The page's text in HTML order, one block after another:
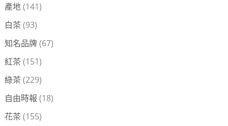
產地(141)
白茶 (93)
知名品牌(67)
紅茶 (151)
綠茶 (229)
自由時報 (18)
花茶 (155)